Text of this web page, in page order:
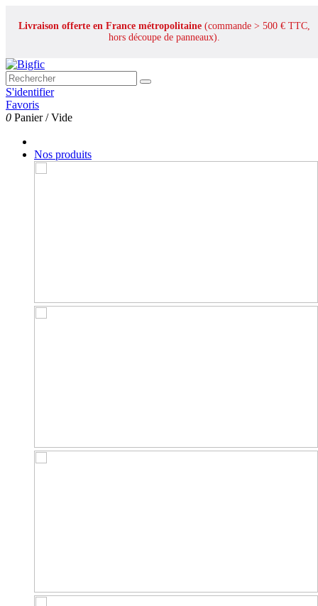
Livraison offerte en France métropolitaine (commande > 500 € TTC,
hors découpe de panneaux).
S'identifier
Favoris
0 Panier /Vide
Nos produits